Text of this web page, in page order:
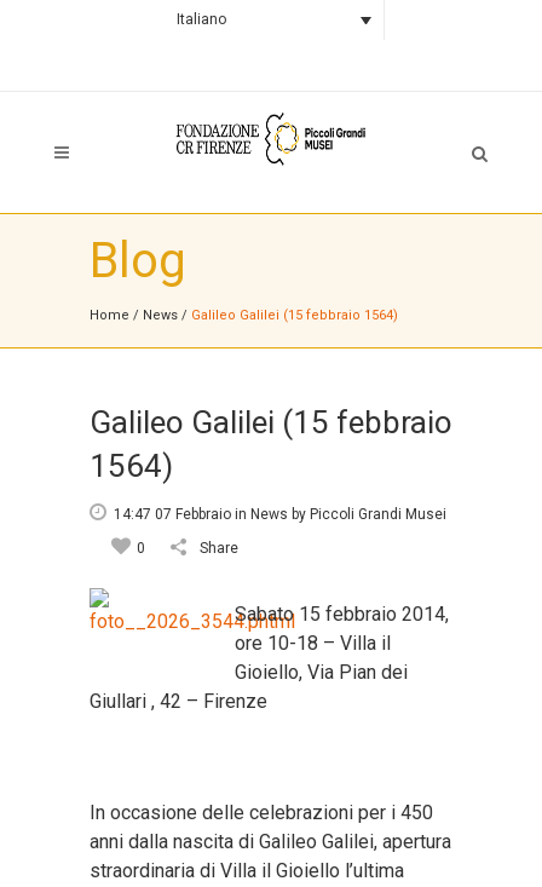
Italiano
Blog
Home / News / Galileo Galilei (15 febbraio 1564)
Galileo Galilei (15 febbraio
1564)
14:47 07 Febbraio in News by Piccoli Grandi Musei
0
Share
Sabato 15 febbraio 2014,
ore 10-18 – Villa il
Gioiello, Via Pian dei
Giullari , 42 – Firenze
In occasione delle celebrazioni per i 450
anni dalla nascita di Galileo Galilei, apertura
straordinaria di Villa il Gioiello l’ultima